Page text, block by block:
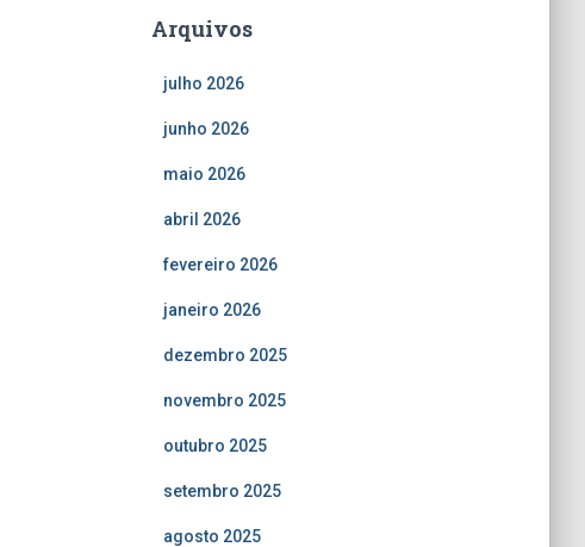
Arquivos
julho 2026
junho 2026
maio 2026
abril 2026
fevereiro 2026
janeiro 2026
dezembro 2025
novembro 2025
outubro 2025
setembro 2025
agosto 2025